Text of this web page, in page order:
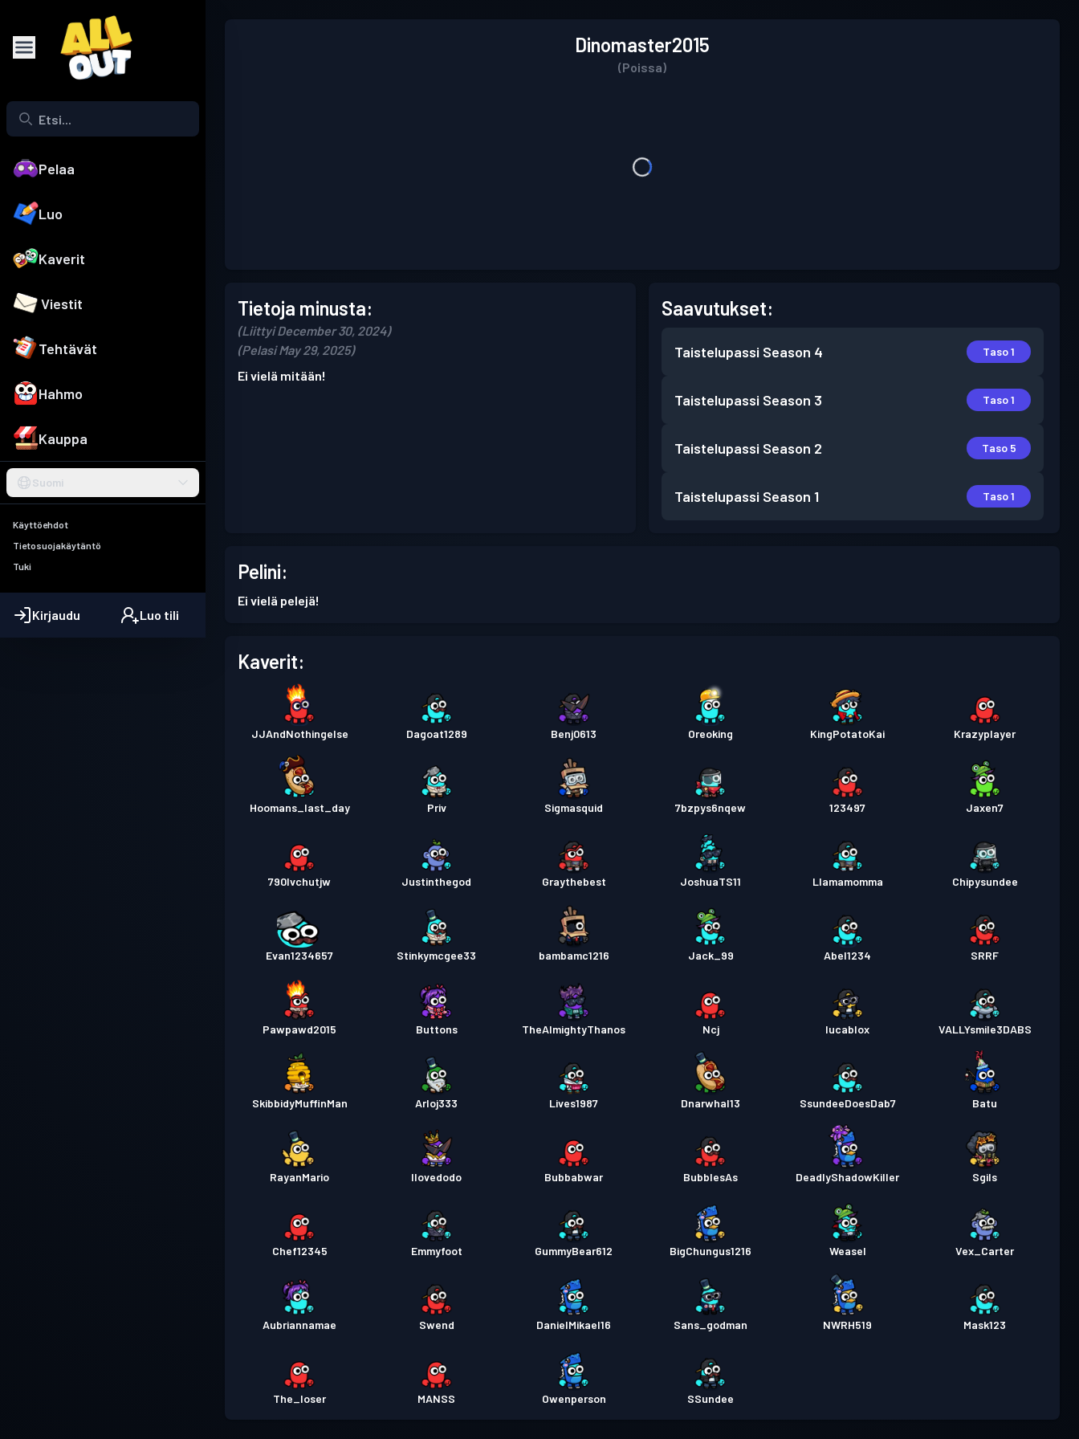
Pelaa
Luo
Kaverit
Viestit
Tehtävät
Hahmo
Kauppa
Suomi
Käyttöehdot
Tietosuojakäytäntö
Tuki
Kirjaudu Luo tili
Dinomaster2015
(Poissa)
Tietoja minusta:
(Liittyi December 30, 2024)
(Pelasi May 29, 2025)
Ei vielä mitään!
Saavutukset:
Taistelupassi Season 4 Taso 1
Taistelupassi Season 3 Taso 1
Taistelupassi Season 2 Taso 5
Taistelupassi Season 1 Taso 1
Pelini:
Ei vielä pelejä!
Kaverit:
JJAndNothingelse Dagoat1289 Benj0613 Oreoking KingPotatoKai Krazyplayer
Hoomans_last_day Priv Sigmasquid 7bzpys6nqew 123497 Jaxen7
790lvchutjw Justinthegod Graythebest JoshuaTS11 Llamamomma Chipysundee
Evan1234657 Stinkymcgee33 bambamc1216 Jack_99 Abel1234 SRRF
Pawpawd2015 Buttons TheAlmightyThanos Ncj lucablox VALLYsmile3DABS
SkibbidyMuffinMan Arloj333 Lives1987 Dnarwhal13 SsundeeDoesDab7 Batu
RayanMario Ilovedodo Bubbabwar BubblesAs DeadlyShadowKiller Sgils
Chef12345 Emmyfoot GummyBear612 BigChungus1216 Weasel Vex_Carter
Aubriannamae Swend DanielMikael16 Sans_godman NWRH519 Mask123
The_loser MANSS Owenperson SSundee